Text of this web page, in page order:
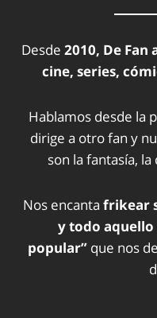
Desde 2010, De Fan
cine, series,
Hablamos desde la
dirige a otro fan y
son la fantasía,
Nos encanta frikear
y todo
popular” que nos